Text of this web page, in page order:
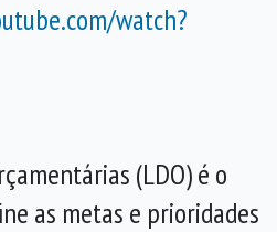
watch?
(LDO) é o
as metas e prioridades